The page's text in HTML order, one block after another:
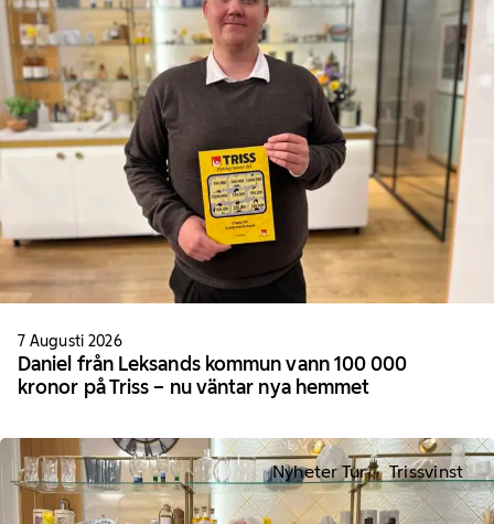
7 Augusti 2026
Daniel från Leksands kommun vann 100 000
kronor på Triss – nu väntar nya hemmet
Nyheter Tur Trissvinst